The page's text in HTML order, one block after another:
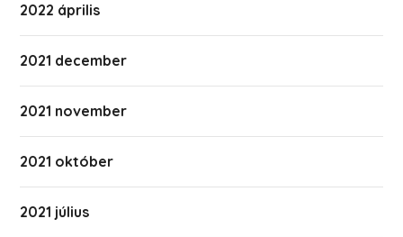
2022 április
2021 december
2021 november
2021 október
2021 július